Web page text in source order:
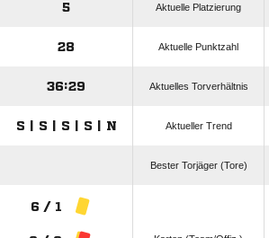
5 Aktuelle Platzierung
28 Aktuelle Punktzahl
36:29 Aktuelles Torverhältnis
S | S | S | S | N Aktueller Trend
Bester Torjäger (Tore)
6 / 1